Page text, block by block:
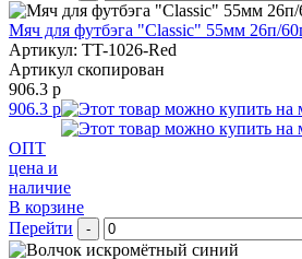
Мяч для футбэга "Classic" 55мм 26п/
Артикул: TT-1026-Red
Артикул скопирован
906.3 р
906.3 р
ОПТ
цена и
наличие
В корзине
Перейти
-